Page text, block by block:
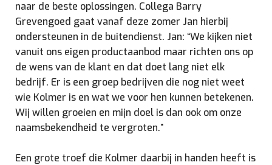
naar de beste oplossingen. Collega Barry
Grevengoed gaat vanaf deze zomer Jan hierbij
ondersteunen in de buitendienst. Jan: “We kijken niet
vanuit ons eigen productaanbod maar richten ons op
de wens van de klant en dat doet lang niet elk
bedrijf. Er is een groep bedrijven die nog niet weet
wie Kolmer is en wat we voor hen kunnen betekenen.
Wij willen groeien en mijn doel is dan ook om onze
naamsbekendheid te vergroten.”
Een grote troef die Kolmer daarbij in handen heeft is